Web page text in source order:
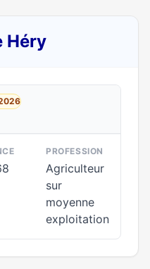
Héry
PROFESSION
Agriculteur
sur
moyenne
exploitation